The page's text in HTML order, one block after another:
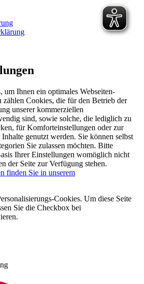
um Ihnen ein optimales Webseiten-
zählen Cookies, die für den Betrieb der
unserer kommerziellen
sind, sowie solche, die lediglich zu
für Komforteinstellungen oder zur
genutzt werden. Sie können selbst
Sie zulassen möchten. Bitte
Ihrer Einstellungen womöglich nicht
der Seite zur Verfügung stehen.
finden Sie in unserem
Cookies. Um diese Seite
Sie die Checkbox bei